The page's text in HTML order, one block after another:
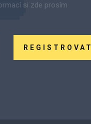
si zde prosím
REGISTROVAT